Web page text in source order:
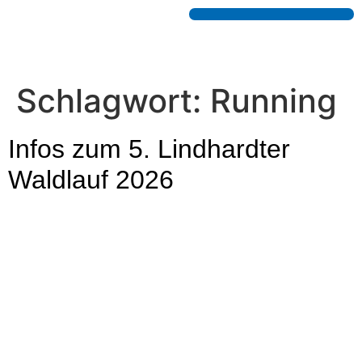
Schlagwort: Running
Infos zum 5. Lindhardter
Waldlauf 2026